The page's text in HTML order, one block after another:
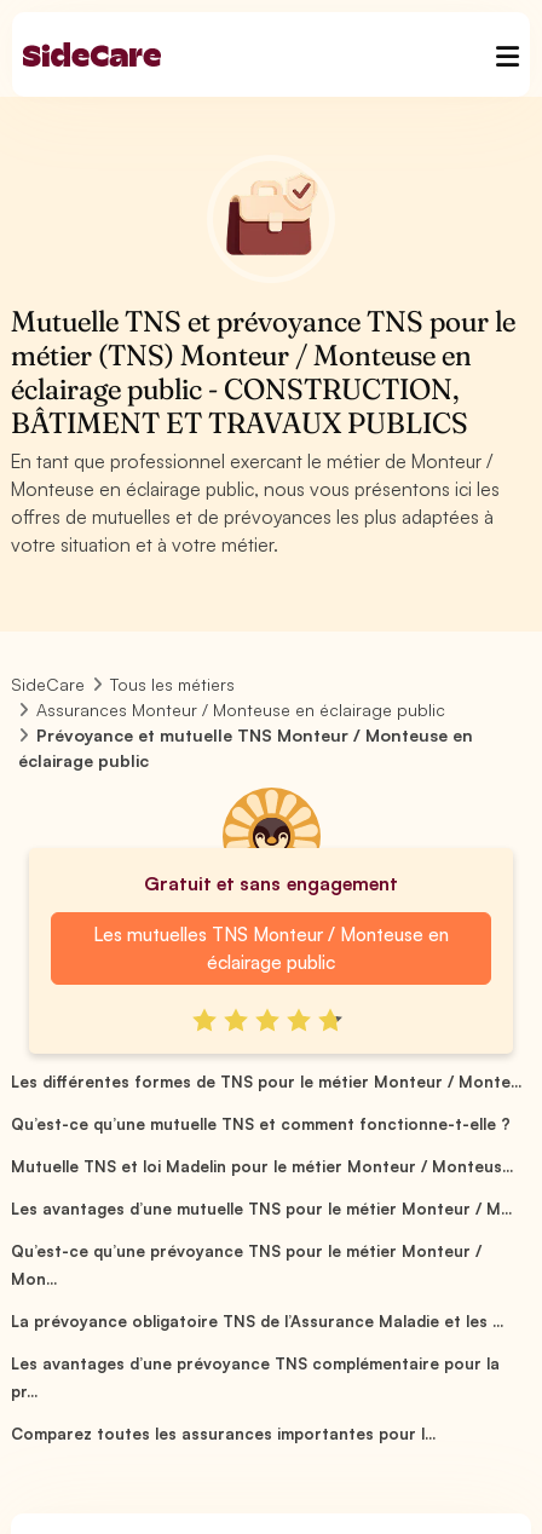
Mutuelle TNS et prévoyance TNS pour le
métier (TNS) Monteur / Monteuse en
éclairage public - CONSTRUCTION,
BÂTIMENT ET TRAVAUX PUBLICS
En tant que professionnel exercant le métier de Monteur /
Monteuse en éclairage public, nous vous présentons ici les
offres de mutuelles et de prévoyances les plus adaptées à
votre situation et à votre métier.
SideCare
Tous les métiers
Assurances Monteur / Monteuse en éclairage public
Prévoyance et mutuelle TNS Monteur / Monteuse en
éclairage public
Gratuit et sans engagement
Les mutuelles TNS Monteur / Monteuse en
éclairage public
Les différentes formes de TNS pour le métier Monteur / Monte...
Qu’est-ce qu’une mutuelle TNS et comment fonctionne-t-elle ?
Mutuelle TNS et loi Madelin pour le métier Monteur / Monteus...
Les avantages d’une mutuelle TNS pour le métier Monteur / M...
Qu’est-ce qu’une prévoyance TNS pour le métier Monteur /
Mon...
La prévoyance obligatoire TNS de l’Assurance Maladie et les ...
Les avantages d’une prévoyance TNS complémentaire pour la
pr...
Comparez toutes les assurances importantes pour l...